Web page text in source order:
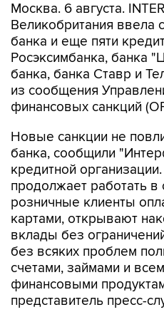
Москва. 6 августа.
Великобритания ввела
банка и еще пяти
Росэксимбанка, банка
банка, банка Ставр и
из сообщения
финансовых санкций
Новые санкции не
банка, сообщили
кредитной
продолжает работать
розничные клиенты
картами, открывают
вклады без
без всяких проблем
счетами, займами и
финансовыми
представитель пресс-